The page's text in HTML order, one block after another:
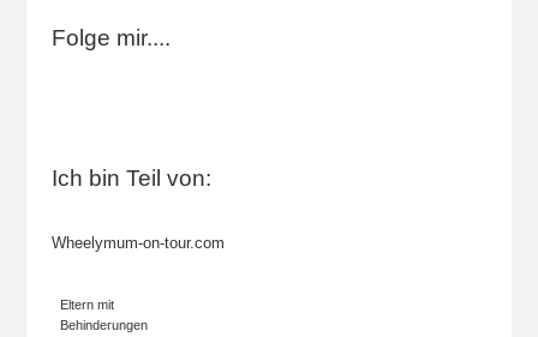
Folge mir....
Ich bin Teil von:
Wheelymum-on-tour.com
Eltern mit
Behinderungen